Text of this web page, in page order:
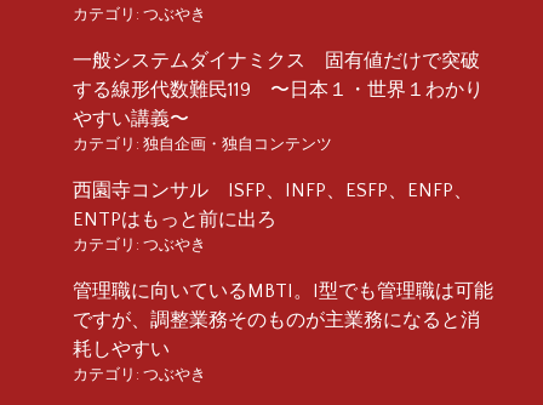
カテゴリ: つぶやき
一般システムダイナミクス 固有値だけで突破
する線形代数難民119 〜日本１・世界１わかり
やすい講義〜
カテゴリ: 独自企画・独自コンテンツ
西園寺コンサル ISFP、INFP、ESFP、ENFP、
ENTPはもっと前に出ろ
カテゴリ: つぶやき
管理職に向いているMBTI。I型でも管理職は可能
ですが、調整業務そのものが主業務になると消
耗しやすい
カテゴリ: つぶやき